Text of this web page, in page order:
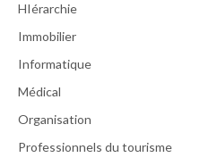
HIérarchie
Immobilier
Informatique
Médical
Organisation
Professionnels du tourisme